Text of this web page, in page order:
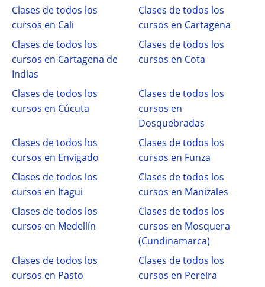
Clases de todos los
cursos en Cali
Clases de todos los
cursos en Cartagena
Clases de todos los
cursos en Cartagena de
Indias
Clases de todos los
cursos en Cota
Clases de todos los
cursos en Cúcuta
Clases de todos los
cursos en
Dosquebradas
Clases de todos los
cursos en Envigado
Clases de todos los
cursos en Funza
Clases de todos los
cursos en Itagui
Clases de todos los
cursos en Manizales
Clases de todos los
cursos en Medellín
Clases de todos los
cursos en Mosquera
(Cundinamarca)
Clases de todos los
cursos en Pasto
Clases de todos los
cursos en Pereira